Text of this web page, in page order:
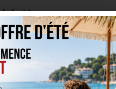
het is weer
voor scholieren